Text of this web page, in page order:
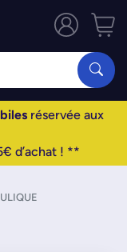
réservée aux
d’achat ! **